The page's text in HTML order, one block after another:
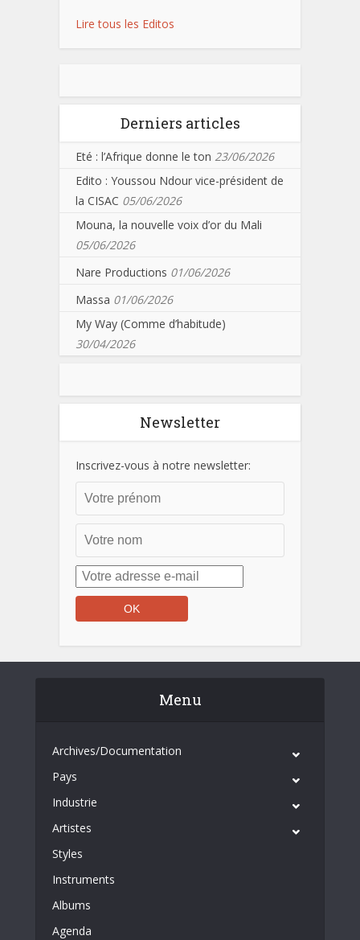
Lire tous les Editos
Derniers articles
Eté : l’Afrique donne le ton 23/06/2026
Edito : Youssou Ndour vice-président de
la CISAC 05/06/2026
Mouna, la nouvelle voix d’or du Mali
05/06/2026
Nare Productions 01/06/2026
Massa 01/06/2026
My Way (Comme d’habitude)
30/04/2026
Newsletter
Inscrivez-vous à notre newsletter:
Menu
Archives/Documentation
Pays
Industrie
Artistes
Styles
Instruments
Albums
Agenda